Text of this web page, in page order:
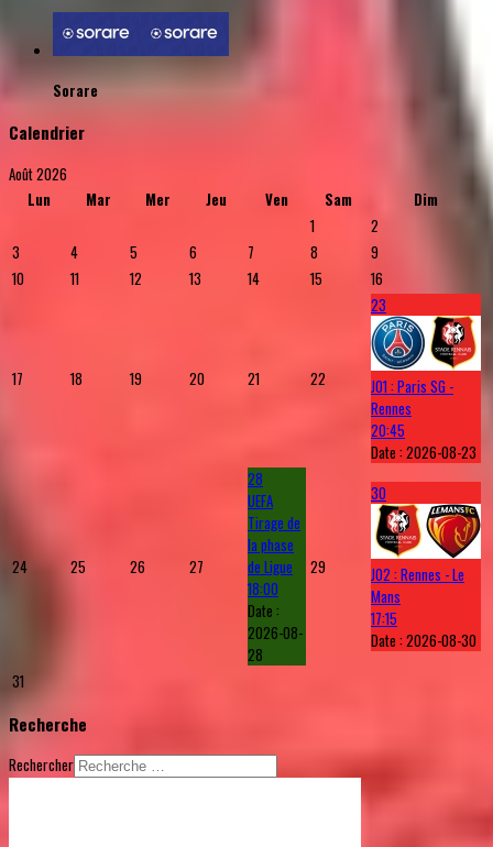
Sorare
Calendrier
Août 2026
Lun
Mar Mer Jeu Ven Sam
Dim
1
2
3
4 5 6 7 8
9
10
11 12 13 14 15 16
17 18 19 20 21 22
23
J01 : Paris SG -
Rennes
20:45
Date :2026-08-23
24 25 26 27
28
UEFA
Tirage de
la phase
de Ligue
18:00
Date :
2026-08-
28
29
30
J02 : Rennes - Le
Mans
17:15
Date :2026-08-30
31
Recherche
Rechercher